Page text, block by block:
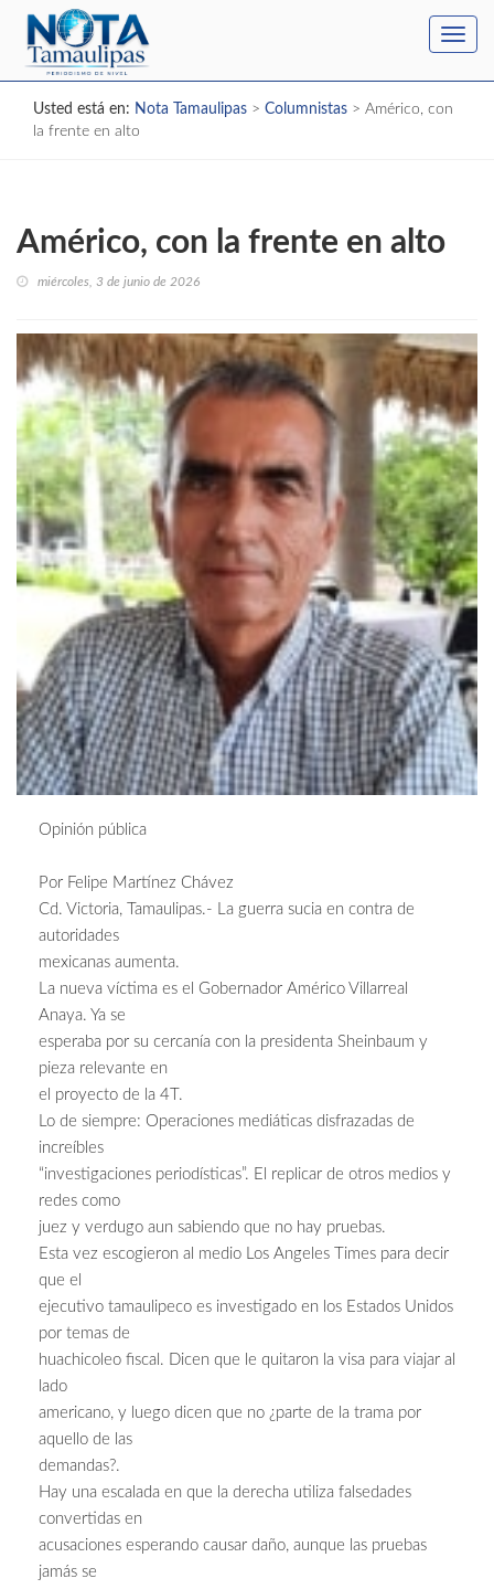
Usted está en: Nota Tamaulipas > Columnistas > Américo, con
la frente en alto
Américo, con la frente en alto
miércoles, 3 de junio de 2026
Opinión pública
Por Felipe Martínez Chávez
Cd. Victoria, Tamaulipas.- La guerra sucia en contra de
autoridades
mexicanas aumenta.
La nueva víctima es el Gobernador Américo Villarreal
Anaya. Ya se
esperaba por su cercanía con la presidenta Sheinbaum y
pieza relevante en
el proyecto de la 4T.
Lo de siempre: Operaciones mediáticas disfrazadas de
increíbles
“investigaciones periodísticas”. El replicar de otros medios y
redes como
juez y verdugo aun sabiendo que no hay pruebas.
Esta vez escogieron al medio Los Angeles Times para decir
que el
ejecutivo tamaulipeco es investigado en los Estados Unidos
por temas de
huachicoleo fiscal. Dicen que le quitaron la visa para viajar al
lado
americano, y luego dicen que no ¿parte de la trama por
aquello de las
demandas?.
Hay una escalada en que la derecha utiliza falsedades
convertidas en
acusaciones esperando causar daño, aunque las pruebas
jamás se